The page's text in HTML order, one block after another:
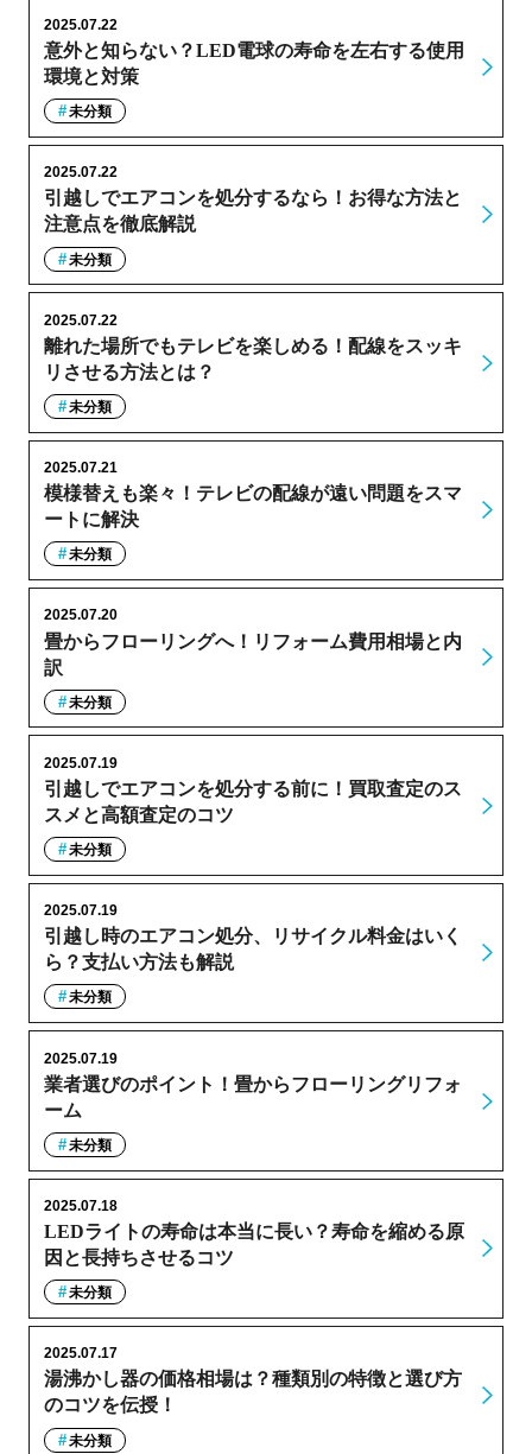
意外と知らない？LED電球の寿命を左右する使用
環境と対策
2025.07.22
未分類
引越しでエアコンを処分するなら！お得な方法と
注意点を徹底解説
2025.07.22
未分類
離れた場所でもテレビを楽しめる！配線をスッキ
リさせる方法とは？
2025.07.22
未分類
模様替えも楽々！テレビの配線が遠い問題をスマ
ートに解決
2025.07.21
未分類
畳からフローリングへ！リフォーム費用相場と内
訳
2025.07.20
未分類
引越しでエアコンを処分する前に！買取査定のス
スメと高額査定のコツ
2025.07.19
未分類
引越し時のエアコン処分、リサイクル料金はいく
ら？支払い方法も解説
2025.07.19
未分類
業者選びのポイント！畳からフローリングリフォ
ーム
2025.07.19
未分類
LEDライトの寿命は本当に長い？寿命を縮める原
因と長持ちさせるコツ
2025.07.18
未分類
湯沸かし器の価格相場は？種類別の特徴と選び方
のコツを伝授！
2025.07.17
未分類